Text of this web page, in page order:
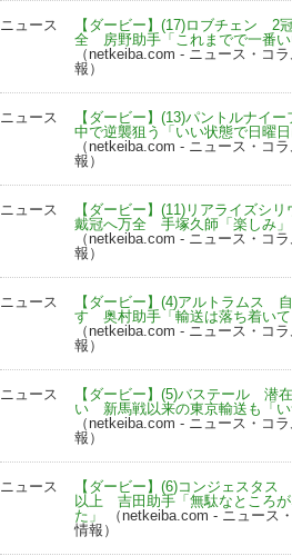
ニュース
【ダービー】(17)ロブチェン 2
全 房野助手「これまでで一番い
（netkeiba.com - ニュース・コ
報）
ニュース
【ダービー】(13)パントルナイ
中で逆襲狙う「いい状態で日曜日
（netkeiba.com - ニュース・コ
報）
ニュース
【ダービー】(11)リアライズシ
戴冠へ万全 手塚久師「楽しみ」
（netkeiba.com - ニュース・コ
報）
ニュース
【ダービー】(4)アルトラムス
す 奥村助手「輸送は落ち着いて
（netkeiba.com - ニュース・コ
報）
ニュース
【ダービー】(5)バステール 潜
い 新馬戦以来の東京輸送も「い
（netkeiba.com - ニュース・コ
報）
ニュース
【ダービー】(6)コンジェスタ
以上 吉田助手「無駄なところが
た」
（netkeiba.com - ニュース
情報）